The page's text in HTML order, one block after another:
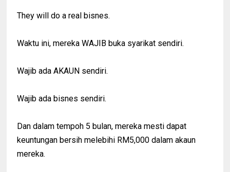
They will do a real bisnes.
Waktu ini, mereka WAJIB buka syarikat sendiri.
Wajib ada AKAUN sendiri.
Wajib ada bisnes sendiri.
Dan dalam tempoh 5 bulan, mereka mesti dapat
keuntungan bersih melebihi RM5,000 dalam akaun
mereka.